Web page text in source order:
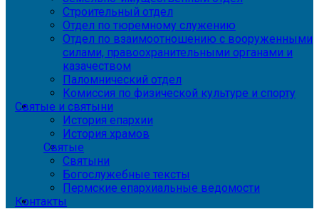
Строительный отдел
Отдел по тюремному служению
Отдел по взаимоотношению с вооруженными
силами, правоохранительными органами и
казачеством
Паломнический отдел
Комиссия по физической культуре и спорту
Святые и святыни
История епархии
История храмов
Святые
Святыни
Богослужебные тексты
Пермские епархиальные ведомости
Контакты